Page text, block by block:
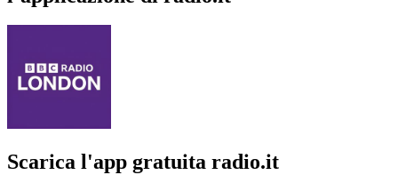
Scarica l'app gratuita radio.it